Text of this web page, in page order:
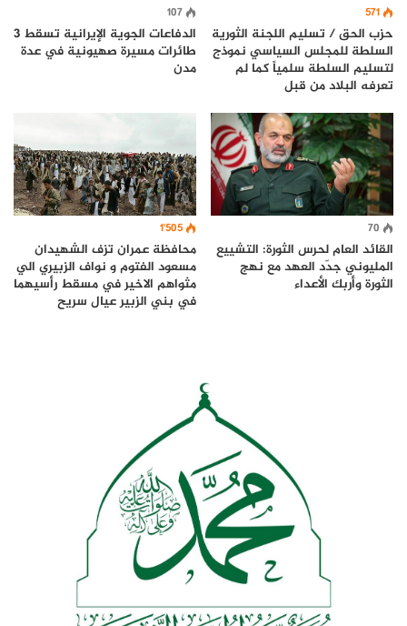
571
حزب الحق / تسليم اللجنة الثورية
السلطة للمجلس السياسي نموذج
لتسليم السلطة سلمياً كما لم
تعرفه البلاد من قبل
107
الدفاعات الجوية الإيرانية تسقط 3
طائرات مسيرة صهيونية في عدة
مدن
70
القائد العام لحرس الثورة: التشييع
المليوني جدّد العهد مع نهج
الثورة وأربك الأعداء
1٬505
محافظة عمران تزف الشهيدان
مسعود الفتوم و نواف الزبيري الي
مثواهم الاخير في مسقط رأسيهما
في بني الزبير عيال سريح